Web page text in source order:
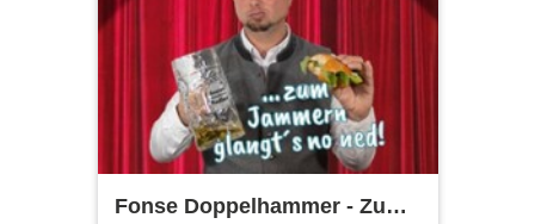
Fonse Doppelhammer - Zum